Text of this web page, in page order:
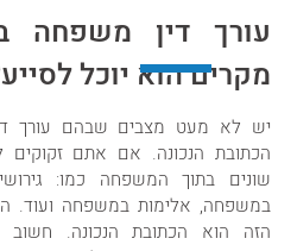
עורך דין משפחה
מקרים הוא יוכל
יש לא מעט מצבים שבהם עורך
הכתובת הנכונה. אם אתם זקוקים
שונים בתוך המשפחה כמו:
במשפחה, אלימות במשפחה ועוד.
הזה הוא הכתובת הנכונה.